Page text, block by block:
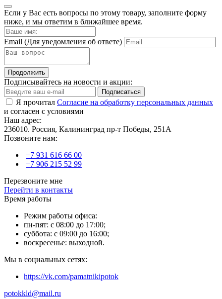
Если у Вас есть вопросы по этому товару, заполните форму
ниже, и мы ответим в ближайшее время.
Email (Для уведомления об ответе)
Продолжить
Подписывайтесь на новости и акции:
Подписаться
Я прочитал Согласие на обработку персональных данных
и согласен с условиями
Наш адрес:
236010. Россия, Калининград пр-т Победы, 251А
Позвоните нам:
+7 931 616 66 00
+7 906 215 52 99
Перезвоните мне
Перейти в контакты
Время работы
Режим работы офиса:
пн-пят: с 08:00 до 17:00;
суббота: с 09:00 до 16:00;
воскресенье: выходной.
Мы в социальных сетях:
https://vk.com/pamatnikipotok
potokkld@mail.ru